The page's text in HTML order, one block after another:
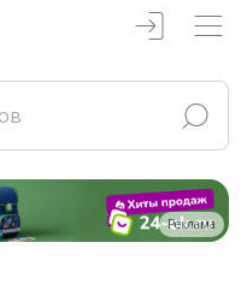
Реклама